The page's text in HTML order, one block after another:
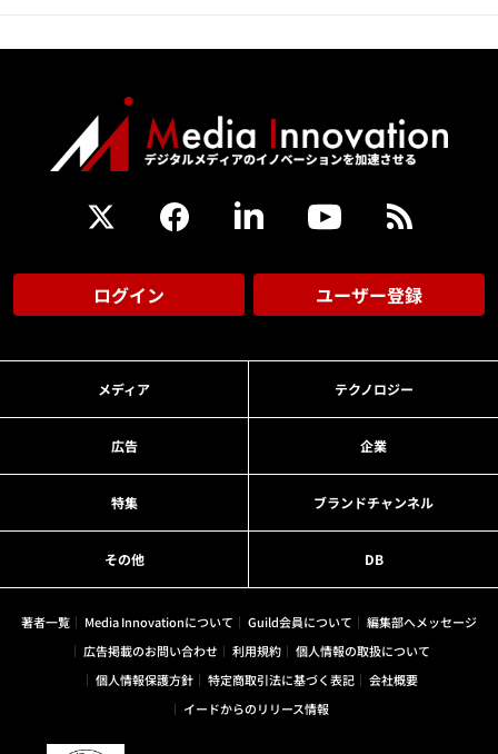
ログイン ユーザー登録
メディア テクノロジー
広告 企業
特集 ブランドチャンネル
その他 DB
著者一覧 Media Innovationについて Guild会員について
編集部へメッセージ
広告掲載のお問い合わせ
利用規約
個人情報の取扱について
個人情報保護方針
特定商取引法に基づく表記
会社概要
イードからのリリース情報